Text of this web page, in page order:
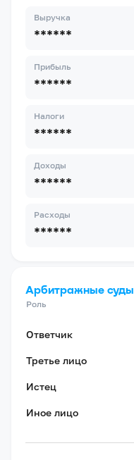
Выручка
******
Прибыль
******
Налоги
******
Доходы
******
Расходы
******
Арбитражные суды
Роль
Ответчик
Третье лицо
Истец
Иное лицо